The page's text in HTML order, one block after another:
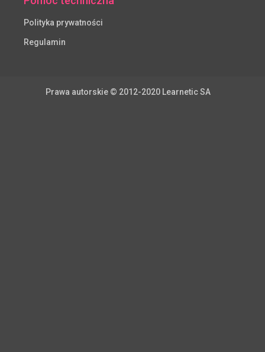
Polityka prywatności
Regulamin
Prawa autorskie © 2012-2020 Learnetic SA